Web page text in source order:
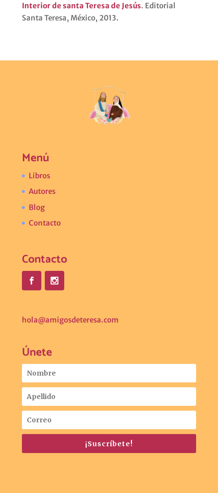
Interior de santa Teresa de Jesús. Editorial
Santa Teresa, México, 2013.
Menú
Libros
Autores
Blog
Contacto
Contacto
hola@amigosdeteresa.com
Únete
¡Suscríbete!